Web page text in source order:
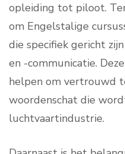
opleiding tot piloot.
om Engelstalige
die specifiek gericht
en -communicatie.
helpen om vertrouwd
woordenschat die
luchtvaartindustrie.